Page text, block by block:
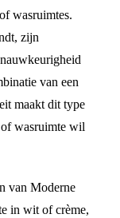
wasruimtes.
zijn
van een
maakt dit type
wasruimte wil
van Moderne
in wit of crème,